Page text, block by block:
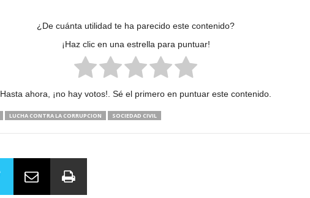
¿De cuánta utilidad te ha parecido este contenido?
¡Haz clic en una estrella para puntuar!
Hasta ahora, ¡no hay votos!. Sé el primero en puntuar este contenido.
LUCHA CONTRA LA CORRUPCION SOCIEDAD CIVIL